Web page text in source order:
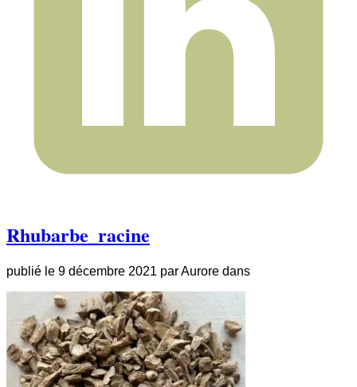
Rhubarbe_racine
publié le 9 décembre 2021 parAurore dans